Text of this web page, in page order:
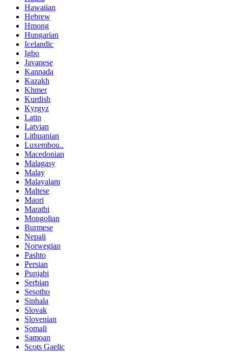
Hawaiian
Hebrew
Hmong
Hungarian
Icelandic
Igbo
Javanese
Kannada
Kazakh
Khmer
Kurdish
Kyrgyz
Latin
Latvian
Lithuanian
Luxembou..
Macedonian
Malagasy
Malay
Malayalam
Maltese
Maori
Marathi
Mongolian
Burmese
Nepali
Norwegian
Pashto
Persian
Punjabi
Serbian
Sesotho
Sinhala
Slovak
Slovenian
Somali
Samoan
Scots Gaelic